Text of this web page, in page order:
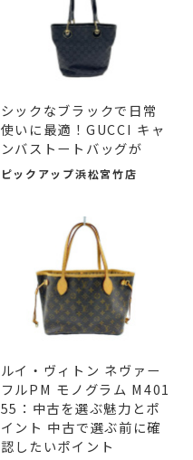
シックなブラックで日常
使いに最適！GUCCI キャ
ンバストートバッグが
ピックアップ浜松宮竹店
ルイ・ヴィトン ネヴァー
フルPM モノグラム M401
55：中古を選ぶ魅力とポ
イント 中古で選ぶ前に確
認したいポイント